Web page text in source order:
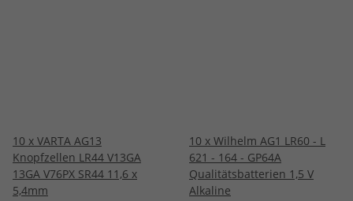
10 x VARTA AG13
Knopfzellen LR44 V13GA
13GA V76PX SR44 11,6 x
5,4mm
10 x Wilhelm AG1 LR60 - L
621 - 164 - GP64A
Qualitätsbatterien 1,5 V
Alkaline